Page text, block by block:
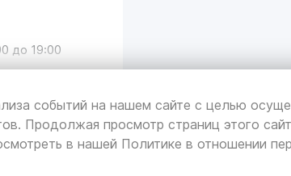
событий на нашем сайте с целью
Продолжая просмотр страниц этого
в нашей Политике в отношении
до 19:00
1